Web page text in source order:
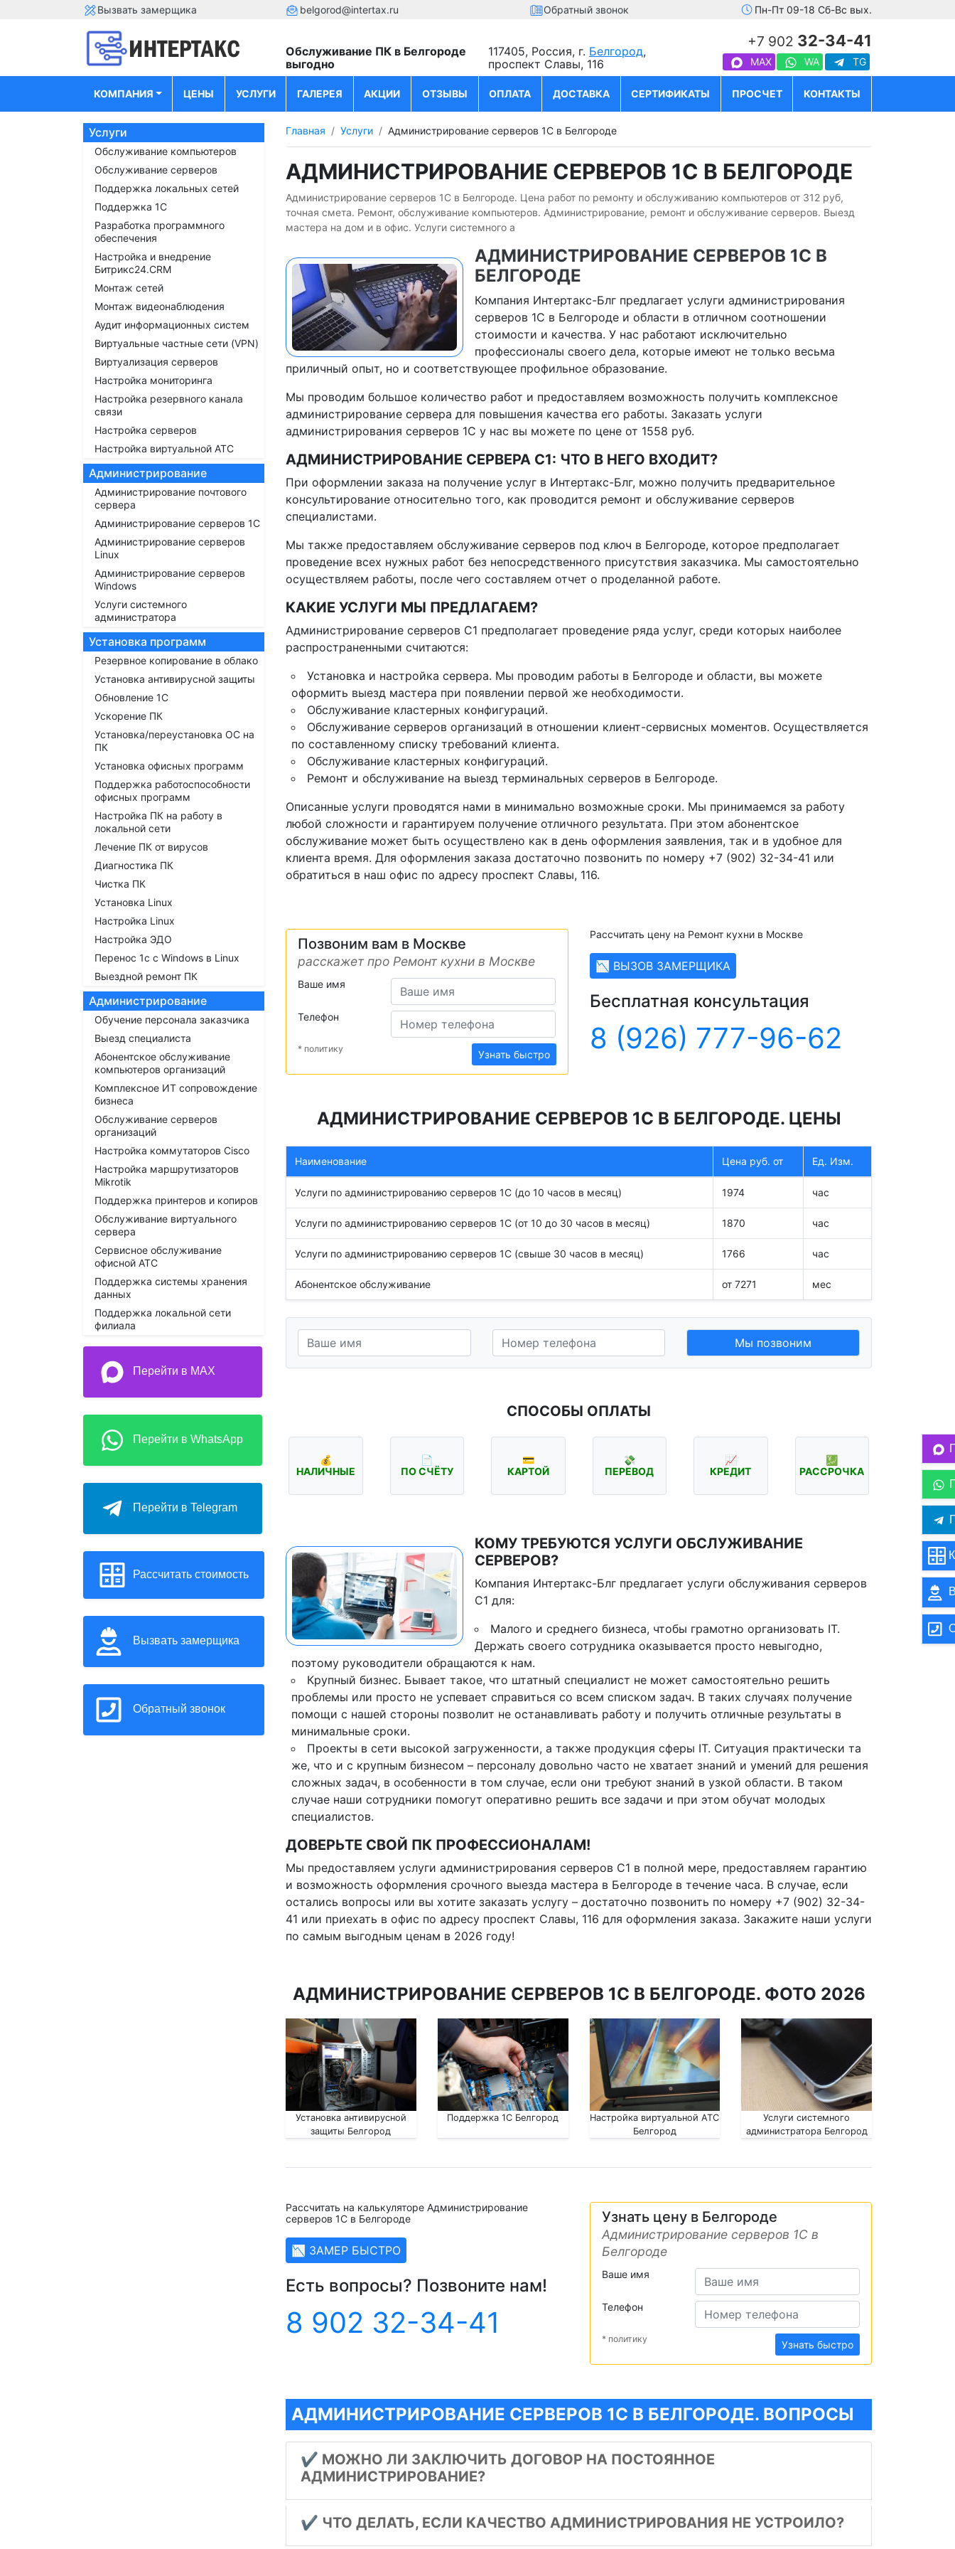
Вызвать замерщика belgorod@intertax.ru Обратный звонок Пн-Пт 09-18 Сб-Вс вых.
Обслуживание ПК в Белгороде
выгодно
117405, Россия, г. Белгород,
проспект Славы, 116
+7 902 32-34-41
MAX WA TG
КОМПАНИЯ ЦЕНЫ УСЛУГИ ГАЛЕРЕЯ АКЦИИ ОТЗЫВЫ ОПЛАТА ДОСТАВКА СЕРТИФИКАТЫ ПРОСЧЕТ КОНТАКТЫ
Услуги
Обслуживание компьютеров
Обслуживание серверов
Поддержка локальных сетей
Поддержка 1С
Разработка программного
обеспечения
Настройка и внедрение
Битрикс24.CRM
Монтаж сетей
Монтаж видеонаблюдения
Аудит информационных систем
Виртуальные частные сети (VPN)
Виртуализация серверов
Настройка мониторинга
Настройка резервного канала
связи
Настройка серверов
Настройка виртуальной АТС
Администрирование
Администрирование почтового
сервера
Администрирование серверов 1С
Администрирование серверов
Linux
Администрирование серверов
Windows
Услуги системного
администратора
Установка программ
Резервное копирование в облако
Установка антивирусной защиты
Обновление 1С
Ускорение ПК
Установка/переустановка ОС на
ПК
Установка офисных программ
Поддержка работоспособности
офисных программ
Настройка ПК на работу в
локальной сети
Лечение ПК от вирусов
Диагностика ПК
Чистка ПК
Установка Linux
Настройка Linux
Настройка ЭДО
Перенос 1с с Windows в Linux
Выездной ремонт ПК
Администрирование
Обучение персонала заказчика
Выезд специалиста
Абонентское обслуживание
компьютеров организаций
Комплексное ИТ сопровождение
бизнеса
Обслуживание серверов
организаций
Настройка коммутаторов Cisco
Настройка маршрутизаторов
Mikrotik
Поддержка принтеров и копиров
Обслуживание виртуального
сервера
Сервисное обслуживание
офисной АТС
Поддержка системы хранения
данных
Поддержка локальной сети
филиала
Перейти в MAX
Перейти в WhatsApp
Перейти в Telegram
Рассчитать стоимость
Вызвать замерщика
Обратный звонок
Главная Услуги Администрирование серверов 1С в Белгороде
АДМИНИСТРИРОВАНИЕ СЕРВЕРОВ 1С В БЕЛГОРОДЕ
Администрирование серверов 1С в Белгороде. Цена работ по ремонту и обслуживанию компьютеров от 312 руб,
точная смета. Ремонт, обслуживание компьютеров. Администрирование, ремонт и обслуживание серверов. Выезд
мастера на дом и в офис. Услуги системного а
АДМИНИСТРИРОВАНИЕ СЕРВЕРОВ 1С В
БЕЛГОРОДЕ
Компания Интертакс-Блг предлагает услуги администрирования
серверов 1С в Белгороде и области в отличном соотношении
стоимости и качества. У нас работают исключительно
профессионалы своего дела, которые имеют не только весьма
приличный опыт, но и соответствующее профильное образование.
Мы проводим большое количество работ и предоставляем возможность получить комплексное
администрирование сервера для повышения качества его работы. Заказать услуги
администрирования серверов 1С у нас вы можете по цене от 1558 руб.
АДМИНИСТРИРОВАНИЕ СЕРВЕРА С1: ЧТО В НЕГО ВХОДИТ?
При оформлении заказа на получение услуг в Интертакс-Блг, можно получить предварительное
консультирование относительно того, как проводится ремонт и обслуживание серверов
специалистами.
Мы также предоставляем обслуживание серверов под ключ в Белгороде, которое предполагает
проведение всех нужных работ без непосредственного присутствия заказчика. Мы самостоятельно
осуществляем работы, после чего составляем отчет о проделанной работе.
КАКИЕ УСЛУГИ МЫ ПРЕДЛАГАЕМ?
Администрирование серверов С1 предполагает проведение ряда услуг, среди которых наиболее
распространенными считаются:
Установка и настройка сервера. Мы проводим работы в Белгороде и области, вы можете
оформить выезд мастера при появлении первой же необходимости.
Обслуживание кластерных конфигураций.
Обслуживание серверов организаций в отношении клиент-сервисных моментов. Осуществляется
по составленному списку требований клиента.
Обслуживание кластерных конфигураций.
Ремонт и обслуживание на выезд терминальных серверов в Белгороде.
Описанные услуги проводятся нами в минимально возможные сроки. Мы принимаемся за работу
любой сложности и гарантируем получение отличного результата. При этом абонентское
обслуживание может быть осуществлено как в день оформления заявления, так и в удобное для
клиента время. Для оформления заказа достаточно позвонить по номеру +7 (902) 32-34-41 или
обратиться в наш офис по адресу проспект Славы, 116.
Позвоним вам в Москве
расскажет про Ремонт кухни в Москве
Ваше имя
Телефон
* политику Узнать быстро
Рассчитать цену на Ремонт кухни в Москве
📉 ВЫЗОВ ЗАМЕРЩИКА
Бесплатная консультация
8 (926) 777-96-62
АДМИНИСТРИРОВАНИЕ СЕРВЕРОВ 1С В БЕЛГОРОДЕ. ЦЕНЫ
Наименование Цена руб. от Ед. Изм.
Услуги по администрированию серверов 1С (до 10 часов в месяц) 1974 час
Услуги по администрированию серверов 1С (от 10 до 30 часов в месяц) 1870 час
Услуги по администрированию серверов 1С (свыше 30 часов в месяц) 1766 час
Абонентское обслуживание от 7271 мес
Мы позвоним
СПОСОБЫ ОПЛАТЫ
💰
НАЛИЧНЫЕ
📄
ПО СЧЁТУ
💳
КАРТОЙ
💸
ПЕРЕВОД
📈
КРЕДИТ
💹
РАССРОЧКА
КОМУ ТРЕБУЮТСЯ УСЛУГИ ОБСЛУЖИВАНИЕ
СЕРВЕРОВ?
Компания Интертакс-Блг предлагает услуги обслуживания серверов
С1 для:
Малого и среднего бизнеса, чтобы грамотно организовать IT.
Держать своего сотрудника оказывается просто невыгодно,
поэтому руководители обращаются к нам.
Крупный бизнес. Бывает такое, что штатный специалист не может самостоятельно решить
проблемы или просто не успевает справиться со всем списком задач. В таких случаях получение
помощи с нашей стороны позволит не останавливать работу и получить отличные результаты в
минимальные сроки.
Проекты в сети высокой загруженности, а также продукция сферы IT. Ситуация практически та
же, что и с крупным бизнесом – персоналу довольно часто не хватает знаний и умений для решения
сложных задач, в особенности в том случае, если они требуют знаний в узкой области. В таком
случае наши сотрудники помогут оперативно решить все задачи и при этом обучат молодых
специалистов.
ДОВЕРЬТЕ СВОЙ ПК ПРОФЕССИОНАЛАМ!
Мы предоставляем услуги администрирования серверов С1 в полной мере, предоставляем гарантию
и возможность оформления срочного выезда мастера в Белгороде в течение часа. В случае, если
остались вопросы или вы хотите заказать услугу – достаточно позвонить по номеру +7 (902) 32-34-
41 или приехать в офис по адресу проспект Славы, 116 для оформления заказа. Закажите наши услуги
по самым выгодным ценам в 2026 году!
АДМИНИСТРИРОВАНИЕ СЕРВЕРОВ 1С В БЕЛГОРОДЕ. ФОТО 2026
Установка антивирусной
защиты Белгород
Поддержка 1С Белгород
Настройка виртуальной АТС
Белгород
Услуги системного
администратора Белгород
Рассчитать на калькуляторе Администрирование
серверов 1С в Белгороде
📉 ЗАМЕР БЫСТРО
Есть вопросы? Позвоните нам!
8 902 32-34-41
Узнать цену в Белгороде
Администрирование серверов 1С в
Белгороде
Ваше имя
Телефон
* политику Узнать быстро
АДМИНИСТРИРОВАНИЕ СЕРВЕРОВ 1С В БЕЛГОРОДЕ. ВОПРОСЫ
✔️ МОЖНО ЛИ ЗАКЛЮЧИТЬ ДОГОВОР НА ПОСТОЯННОЕ
АДМИНИСТРИРОВАНИЕ?
✔️ ЧТО ДЕЛАТЬ, ЕСЛИ КАЧЕСТВО АДМИНИСТРИРОВАНИЯ НЕ УСТРОИЛО?